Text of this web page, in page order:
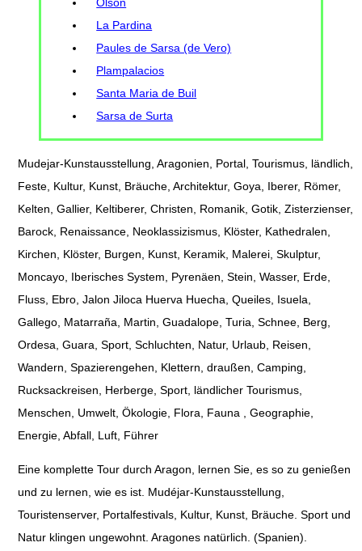
La Pardina
Paules de Sarsa (de Vero)
Plampalacios
Santa Maria de Buil
Sarsa de Surta
Mudejar-Kunstausstellung, Aragonien, Portal, Tourismus, ländlich,
Feste, Kultur, Kunst, Bräuche, Architektur, Goya, Iberer, Römer,
Kelten, Gallier, Keltiberer, Christen, Romanik, Gotik, Zisterzienser,
Barock, Renaissance, Neoklassizismus, Klöster, Kathedralen,
Kirchen, Klöster, Burgen, Kunst, Keramik, Malerei, Skulptur,
Moncayo, Iberisches System, Pyrenäen, Stein, Wasser, Erde,
Fluss, Ebro, Jalon Jiloca Huerva Huecha, Queiles, Isuela,
Gallego, Matarraña, Martin, Guadalope, Turia, Schnee, Berg,
Ordesa, Guara, Sport, Schluchten, Natur, Urlaub, Reisen,
Wandern, Spazierengehen, Klettern, draußen, Camping,
Rucksackreisen, Herberge, Sport, ländlicher Tourismus,
Menschen, Umwelt, Ökologie, Flora, Fauna , Geographie,
Energie, Abfall, Luft, Führer
Eine komplette Tour durch Aragon, lernen Sie, es so zu genießen
und zu lernen, wie es ist. Mudéjar-Kunstausstellung,
Touristenserver, Portalfestivals, Kultur, Kunst, Bräuche. Sport und
Natur klingen ungewohnt. Aragones natürlich. (Spanien).